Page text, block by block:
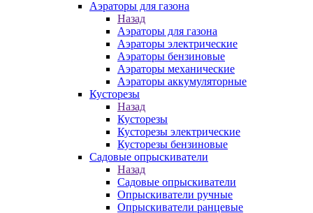
Аэраторы для газона
Назад
Аэраторы для газона
Аэраторы электрические
Аэраторы бензиновые
Аэраторы механические
Аэраторы аккумуляторные
Кусторезы
Назад
Кусторезы
Кусторезы электрические
Кусторезы бензиновые
Садовые опрыскиватели
Назад
Садовые опрыскиватели
Опрыскиватели ручные
Опрыскиватели ранцевые